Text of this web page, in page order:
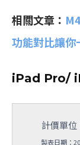
相關文章：
功能對比讓你
iPad Pro/
計價單位
製表日期：